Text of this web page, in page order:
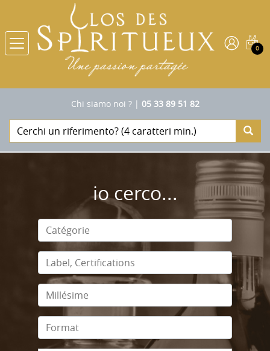
0
Chi siamo noi ?| 05 33 89 51 82
io cerco...